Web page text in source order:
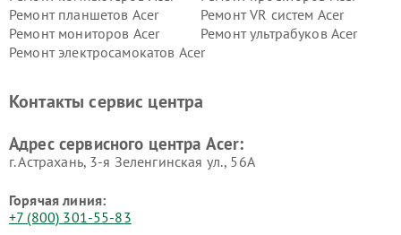
Ремонт планшетов Acer
Ремонт VR систем Acer
Ремонт мониторов Acer
Ремонт ультрабуков Acer
Ремонт электросамокатов Acer
Контакты сервис центра
Адрес сервисного центра Acer:
г. Астрахань, 3-я Зеленгинская ул., 56А
Горячая линия:
+7 (800) 301-55-83